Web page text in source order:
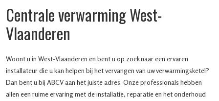
Centrale verwarming West-
Vlaanderen
Woont u in West-Vlaanderen en bent u op zoek naar een ervaren
installateur die u kan helpen bij het vervangen van uw verwarmingsketel?
Dan bent u bij ABCV aan het juiste adres. Onze professionals hebben
allen een ruime ervaring met de installatie, reparatie en het onderhoud